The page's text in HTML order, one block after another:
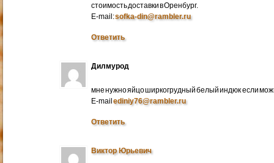
стоимость доставки в Оренбург.
E-mail:sofka-din@rambler.ru
Ответить
Дилмурод
мне нужно яйцо ширкогрудный белый индюк если
E-mailediniy76@rambler.ru
Ответить
Виктор Юрьевич